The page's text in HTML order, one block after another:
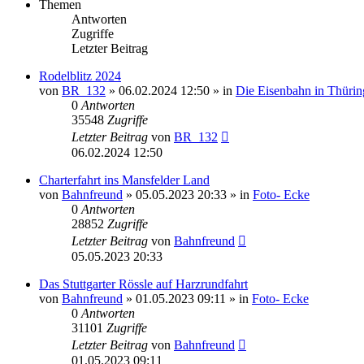
Themen
Antworten
Zugriffe
Letzter Beitrag
Rodelblitz 2024
von BR_132 » 06.02.2024 12:50 » in Die Eisenbahn in
0 Antworten
35548 Zugriffe
Letzter Beitrag von BR_132
06.02.2024 12:50
Charterfahrt ins Mansfelder Land
von Bahnfreund » 05.05.2023 20:33 » in Foto- Ecke
0 Antworten
28852 Zugriffe
Letzter Beitrag von Bahnfreund
05.05.2023 20:33
Das Stuttgarter Rössle auf Harzrundfahrt
von Bahnfreund » 01.05.2023 09:11 » in Foto- Ecke
0 Antworten
31101 Zugriffe
Letzter Beitrag von Bahnfreund
01.05.2023 09:11